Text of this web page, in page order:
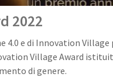
2022
4.0 e di Innovation
Village Award
di genere.